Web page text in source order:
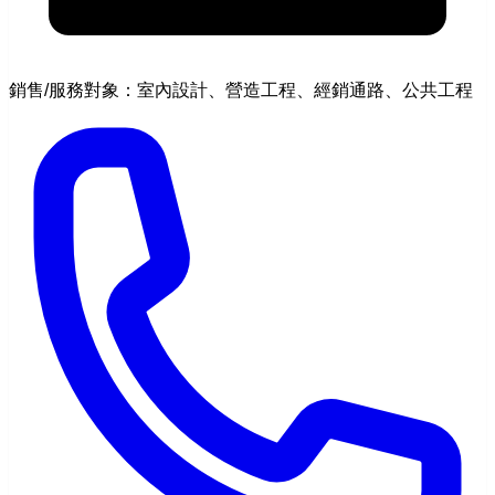
銷售/服務對象：室內設計、營造工程、經銷通路、公共工程